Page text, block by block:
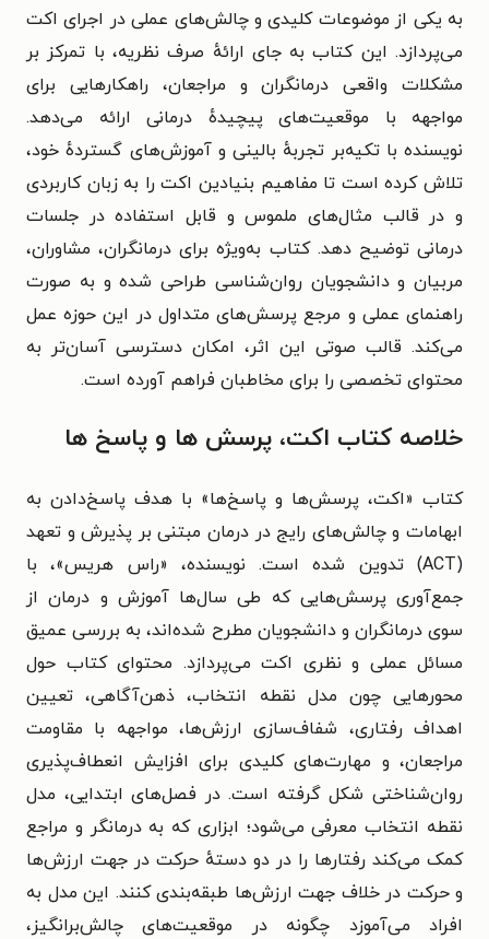
به یکی از موضوعات کلیدی و چالش‌های عملی در اجرای اکت
می‌پردازد. این کتاب به جای ارائهٔ صرف نظریه، با تمرکز بر
مشکلات واقعی درمانگران و مراجعان، راهکارهایی برای
مواجهه با موقعیت‌های پیچیدهٔ درمانی ارائه می‌دهد.
نویسنده با تکیه‌بر تجربهٔ بالینی و آموزش‌های گستردهٔ خود،
تلاش کرده است تا مفاهیم بنیادین اکت را به زبان کاربردی
و در قالب مثال‌های ملموس و قابل استفاده در جلسات
درمانی توضیح دهد. کتاب به‌ویژه برای درمانگران، مشاوران،
مربیان و دانشجویان روان‌شناسی طراحی شده و به صورت
راهنمای عملی و مرجع پرسش‌های متداول در این حوزه عمل
می‌کند. قالب صوتی این اثر، امکان دسترسی آسان‌تر به
محتوای تخصصی را برای مخاطبان فراهم آورده است.
خلاصه کتاب اکت، پرسش ها و پاسخ ها
کتاب «اکت، پرسش‌ها و پاسخ‌ها» با هدف پاسخ‌دادن به
ابهامات و چالش‌های رایج در درمان مبتنی بر پذیرش و تعهد
(ACT) تدوین شده است. نویسنده، «راس هریس»، با
جمع‌آوری پرسش‌هایی که طی سال‌ها آموزش و درمان از
سوی درمانگران و دانشجویان مطرح شده‌اند، به بررسی عمیق
مسائل عملی و نظری اکت می‌پردازد. محتوای کتاب حول
محورهایی چون مدل نقطه انتخاب، ذهن‌آگاهی، تعیین
اهداف رفتاری، شفاف‌سازی ارزش‌ها، مواجهه با مقاومت
مراجعان، و مهارت‌های کلیدی برای افزایش انعطاف‌پذیری
روان‌شناختی شکل گرفته است. در فصل‌های ابتدایی، مدل
نقطه انتخاب معرفی می‌شود؛ ابزاری که به درمانگر و مراجع
کمک می‌کند رفتارها را در دو دستهٔ حرکت در جهت ارزش‌ها
و حرکت در خلاف جهت ارزش‌ها طبقه‌بندی کنند. این مدل به
افراد می‌آموزد چگونه در موقعیت‌های چالش‌برانگیز،